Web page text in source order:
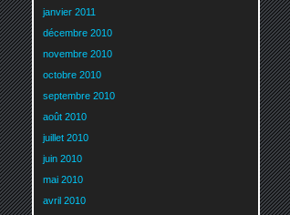
janvier 2011
décembre 2010
novembre 2010
octobre 2010
septembre 2010
août 2010
juillet 2010
juin 2010
mai 2010
avril 2010